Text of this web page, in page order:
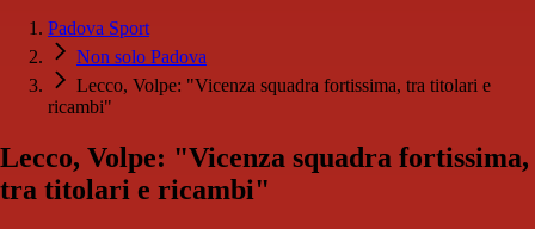
Padova Sport
Non solo Padova
Lecco, Volpe: "Vicenza squadra fortissima, tra titolari e
ricambi"
Lecco, Volpe: "Vicenza squadra fortissima,
tra titolari e ricambi"